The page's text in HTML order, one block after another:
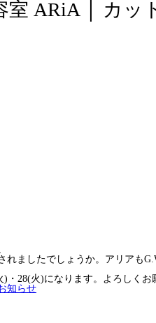
室 ARiA │ カッ
ましたでしょうか。アリアも
28(火)になります。よろしくお
知らせ